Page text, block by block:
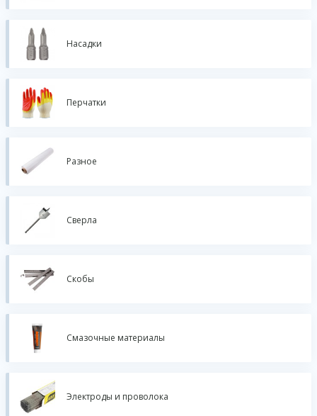
Насадки
Перчатки
Разное
Сверла
Скобы
Смазочные материалы
Электроды и проволока